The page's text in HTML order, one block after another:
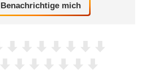
Benachrichtige mich